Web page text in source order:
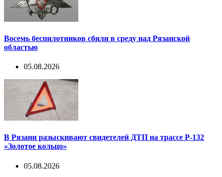
Восемь беспилотников сбили в среду над Рязанской
областью
05.08.2026
В Рязани разыскивают свидетелей ДТП на трассе Р-132
«Золотое кольцо»
05.08.2026